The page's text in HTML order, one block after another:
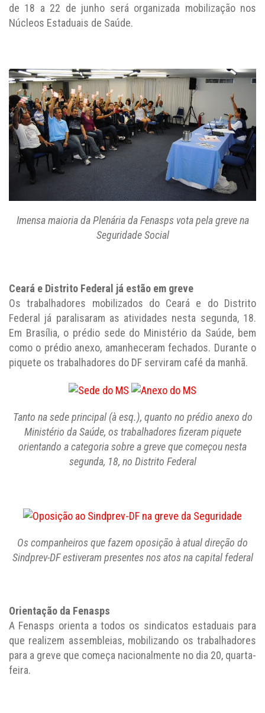
de 18 a 22 de junho será organizada mobilização nos
Núcleos Estaduais de Saúde.
Imensa maioria da Plenária da Fenasps vota pela greve na
Seguridade Social
Ceará e Distrito Federal já estão em greve
Os trabalhadores mobilizados do Ceará e do Distrito
Federal já paralisaram as atividades nesta segunda, 18.
Em Brasília, o prédio sede do Ministério da Saúde, bem
como o prédio anexo, amanheceram fechados. Durante o
piquete os trabalhadores do DF serviram café da manhã.
Tanto na sede principal (à esq.), quanto no prédio anexo do
Ministério da Saúde, os trabalhadores fizeram piquete
orientando a categoria sobre a greve que começou nesta
segunda, 18, no Distrito Federal
Os companheiros que fazem oposição à atual direção do
Sindprev-DF estiveram presentes nos atos na capital federal
Orientação da Fenasps
A Fenasps orienta a todos os sindicatos estaduais para
que realizem assembleias, mobilizando os trabalhadores
para a greve que começa nacionalmente no dia 20, quarta-
feira.